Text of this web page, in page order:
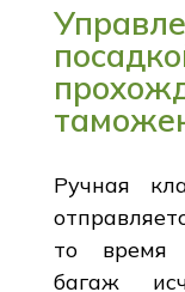
Ручная
то время
багаж